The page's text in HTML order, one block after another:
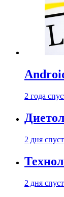
2 года
2 дня
2 дня